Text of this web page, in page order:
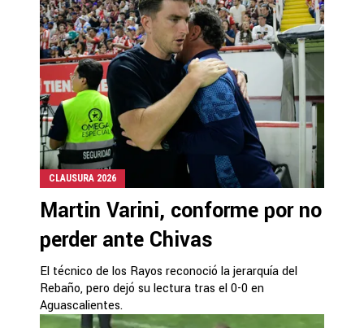
CLAUSURA 2026
Martin Varini, conforme por no
perder ante Chivas
El técnico de los Rayos reconoció la jerarquía del
Rebaño, pero dejó su lectura tras el 0-0 en
Aguascalientes.